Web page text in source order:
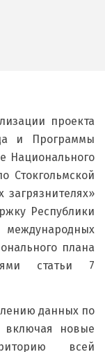
проекта
и Программы
Национального
Стокгольмской
загрязнителях»
Республики
плана
статьи 7
данных по
включая новые
всей